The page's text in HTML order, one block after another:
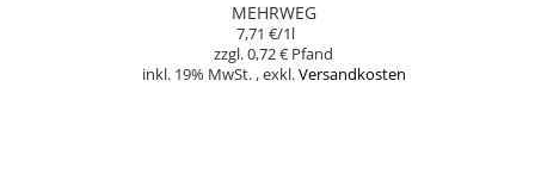
MEHRWEG
7,71 €/1l
0,72 €
inkl. 19% MwSt. ,exkl.Versandkosten